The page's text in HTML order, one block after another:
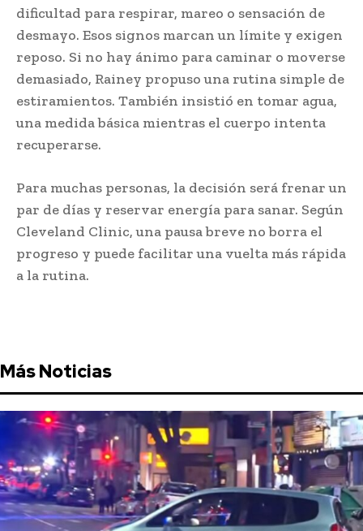
dificultad para respirar, mareo o sensación de
desmayo. Esos signos marcan un límite y exigen
reposo. Si no hay ánimo para caminar o moverse
demasiado, Rainey propuso una rutina simple de
estiramientos. También insistió en tomar agua,
una medida básica mientras el cuerpo intenta
recuperarse.
Para muchas personas, la decisión será frenar un
par de días y reservar energía para sanar. Según
Cleveland Clinic, una pausa breve no borra el
progreso y puede facilitar una vuelta más rápida
a la rutina.
Más Noticias